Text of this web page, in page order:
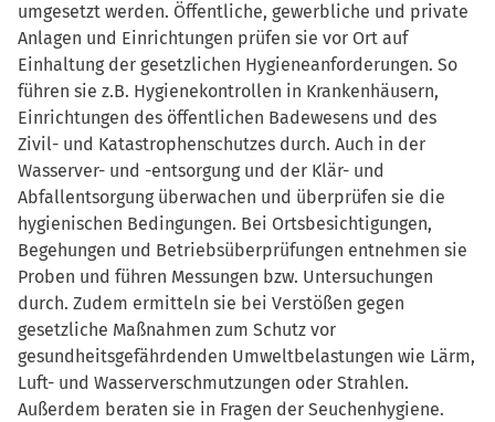
umgesetzt werden. Öffentliche, gewerbliche und private
Anlagen und Einrichtungen prüfen sie vor Ort auf
Einhaltung der gesetzlichen Hygieneanforderungen. So
führen sie z.B. Hygienekontrollen in Krankenhäusern,
Einrichtungen des öffentlichen Badewesens und des
Zivil- und Katastrophenschutzes durch. Auch in der
Wasserver- und -entsorgung und der Klär- und
Abfallentsorgung überwachen und überprüfen sie die
hygienischen Bedingungen. Bei Ortsbesichtigungen,
Begehungen und Betriebsüberprüfungen entnehmen sie
Proben und führen Messungen bzw. Untersuchungen
durch. Zudem ermitteln sie bei Verstößen gegen
gesetzliche Maßnahmen zum Schutz vor
gesundheitsgefährdenden Umweltbelastungen wie Lärm,
Luft- und Wasserverschmutzungen oder Strahlen.
Außerdem beraten sie in Fragen der Seuchenhygiene.